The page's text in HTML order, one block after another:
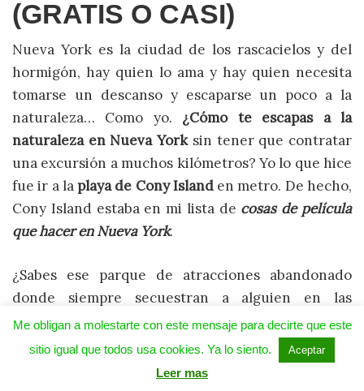
(GRATIS O CASI)
Nueva York es la ciudad de los rascacielos y del
hormigón, hay quien lo ama y hay quien necesita
tomarse un descanso y escaparse un poco a la
naturaleza… Como yo. ¿Cómo te escapas a la
naturaleza en Nueva York sin tener que contratar
una excursión a muchos kilómetros? Yo lo que hice
fue ir a la playa de Cony Islanden metro. De hecho,
Cony Island estaba en mi lista de cosas de película
que hacer en Nueva York.
¿Sabes ese parque de atracciones abandonado
donde siempre secuestran a alguien en las
películas de echar la siesta? Pues eso es Cony
Island. En verano debe estar animadísimo, en
invierno casi sientes que te van a secuestrar a ti.
Me obligan a molestarte con este mensaje para decirte que este
sitio igual que todos usa cookies. Ya lo siento.
Aceptar
Leer mas